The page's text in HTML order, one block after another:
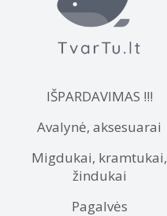
IŠPARDAVIMAS !!!
Avalynė, aksesuarai
Migdukai, kramtukai,
žindukai
Pagalvės